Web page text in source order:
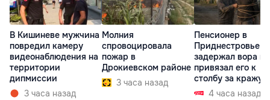
В Кишиневе мужчина
повредил камеру
видеонаблюдения на
территории
дипмиссии
3 часа назад
Молния
спровоцировала
пожар в
Дрокиевском районе
3 часа назад
Пенсионер в
Приднестровье
задержал вора и
привязал его к
столбу за кражу
4 часа назад